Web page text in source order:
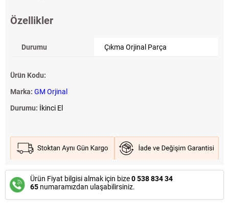
Özellikler
Durumu Çıkma Orjinal Parça
Ürün Kodu:
Marka: GM Orjinal
Durumu: İkinci El
Ürün Fiyat bilgisi almak için bize0 538 834 34
65 numaramızdan ulaşabilirsiniz.